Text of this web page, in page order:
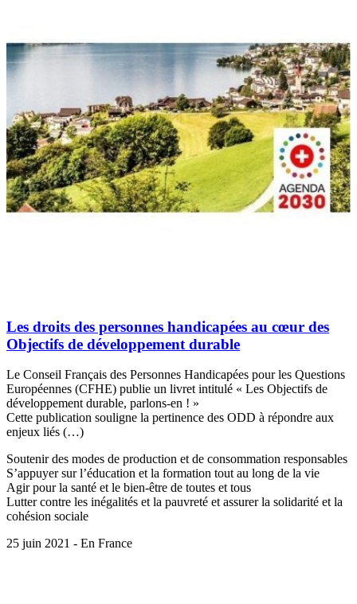
Les droits des personnes handicapées au cœur des
Objectifs de développement durable
Le Conseil Français des Personnes Handicapées pour les Questions
Européennes (CFHE) publie un livret intitulé « Les Objectifs de
développement durable, parlons-en ! »
Cette publication souligne la pertinence des ODD à répondre aux
enjeux liés (…)
Soutenir des modes de production et de consommation responsables
S’appuyer sur l’éducation et la formation tout au long de la vie
Agir pour la santé et le bien-être de toutes et tous
Lutter contre les inégalités et la pauvreté et assurer la solidarité et la
cohésion sociale
25 juin 2021 - En France